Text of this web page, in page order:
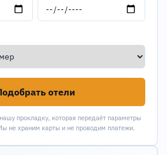
отели
прокладку, которая передаёт параметры
не храним карты и не проводим платежи.